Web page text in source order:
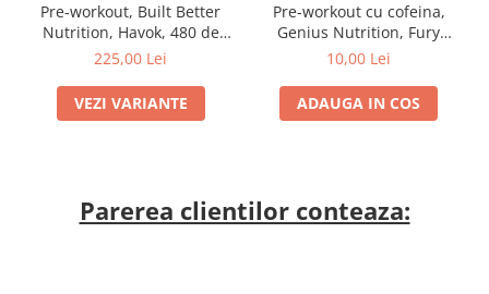
Pre-workout, Built Better
Nutrition, Havok, 480 de
grame, pudra
225,00 Lei
VEZI VARIANTE
Pre-workout cu cofeina,
Genius Nutrition, Fury
Extreme, Shot de 80ml
10,00 Lei
ADAUGA IN COS
Parerea clientilor conteaza: